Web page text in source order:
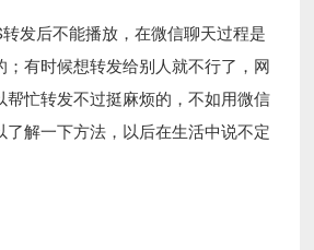
转发后不能播放，在微信聊天过程是
；有时候想转发给别人就不行了，网
帮忙转发不过挺麻烦的，不如用微信
了解一下方法，以后在生活中说不定